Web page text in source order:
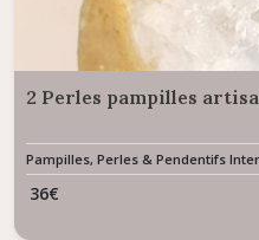
2 Perles pampilles
Pampilles, Perles & Pendentifs
36€